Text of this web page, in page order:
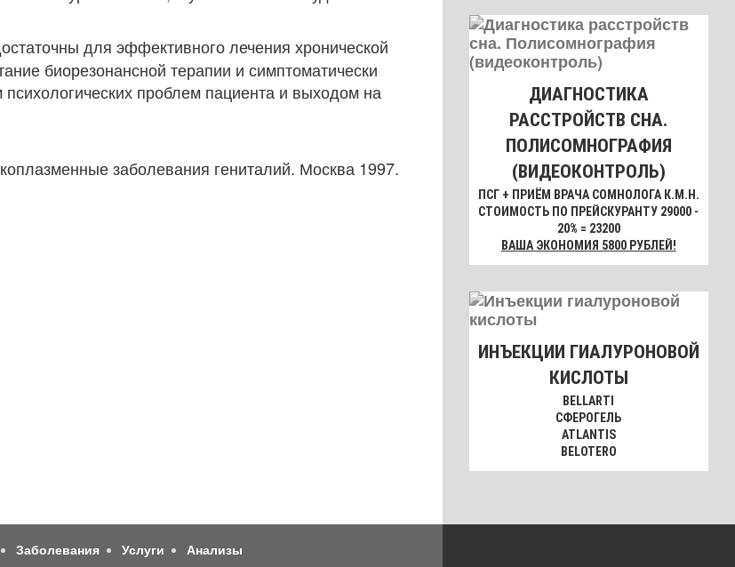
для эффективного лечения хронической
биорезонансной терапии и симптоматически
проблем пациента и выходом на
заболевания гениталий. Москва 1997.
ДИАГНОСТИКА
РАССТРОЙСТВ СНА.
ПОЛИСОМНОГРАФИЯ
(ВИДЕОКОНТРОЛЬ)
ПСГ + ПРИЁМ ВРАЧА СОМНОЛОГА К.М.Н.
СТОИМОСТЬ ПО ПРЕЙСКУРАНТУ 29000 -
20% = 23200
ВАША ЭКОНОМИЯ 5800 РУБЛЕЙ!
ИНЪЕКЦИИ ГИАЛУРОНОВОЙ
КИСЛОТЫ
BELLARTI
СФЕРОГЕЛЬ
ATLANTIS
BELOTERO
Заболевания Услуги
Анализы